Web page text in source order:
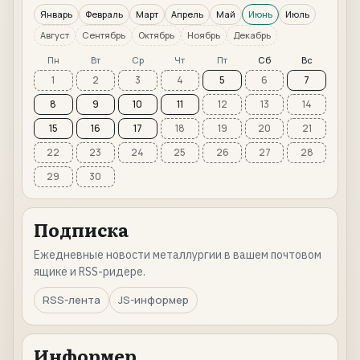
Январь Февраль Март Апрель Май Июнь
Июль
Август
Сентябрь Октябрь Ноябрь Декабрь
Пн Вт Ср Чт Пт Сб Вс
1 2 3 4 5 6
7
8
9 10 11 12 13
14
15
16 17 18 19 20
21
22
23 24 25 26 27
28
29
30
Подписка
Ежедневные новости металлургии в вашем почтовом
ящике и RSS-ридере.
RSS-лента
JS-информер